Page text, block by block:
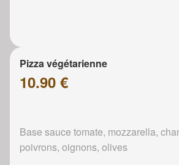
Pizza végétarienne
10.90 €
Base sauce tomate, mozzarella,
poivrons, oignons, olives